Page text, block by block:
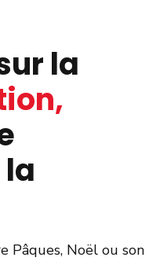
la
Pâques, Noël ou son